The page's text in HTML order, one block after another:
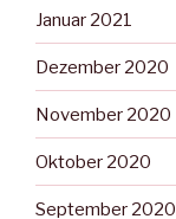
Januar 2021
Dezember 2020
November 2020
Oktober 2020
September 2020